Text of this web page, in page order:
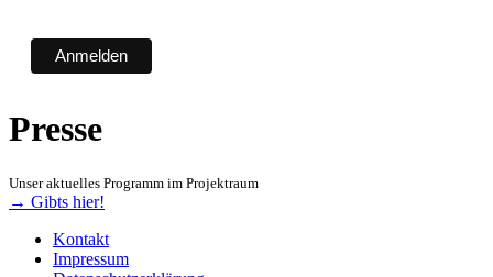
Presse
Unser aktuelles Programm im Projektraum
→ Gibts hier!
Kontakt
Impressum